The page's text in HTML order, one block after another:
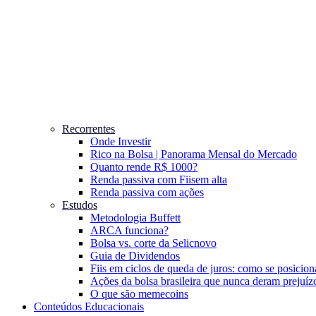
Recorrentes
Onde Investir
Rico na Bolsa | Panorama Mensal do Mercado
Quanto rende R$ 1000?
Renda passiva com Fiisem alta
Renda passiva com ações
Estudos
Metodologia Buffett
ARCA funciona?
Bolsa vs. corte da Selicnovo
Guia de Dividendos
Fiis em ciclos de queda de juros: como se
Ações da bolsa brasileira que nunca deram
O que são memecoins
Conteúdos Educacionais